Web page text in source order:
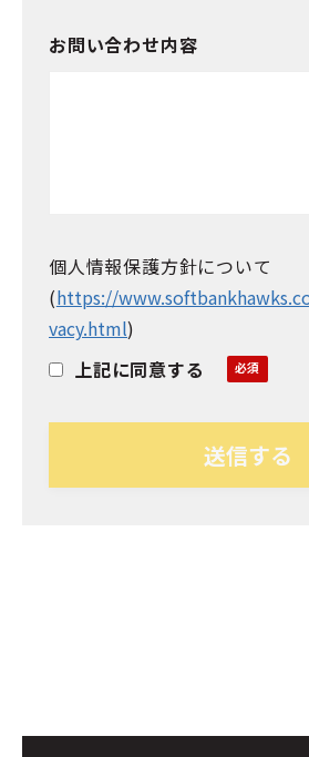
お問い合わせ内容
個人情報保護方針について
(https://
vacy.html)
上記に同意する